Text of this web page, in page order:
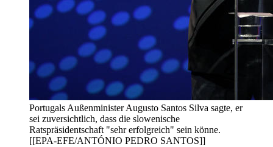
Portugals Außenminister Augusto Santos Silva sagte, er
sei zuversichtlich, dass die slowenische
Ratspräsidentschaft "sehr erfolgreich" sein könne.
[[EPA-EFE/ANTÓNIO PEDRO SANTOS]]